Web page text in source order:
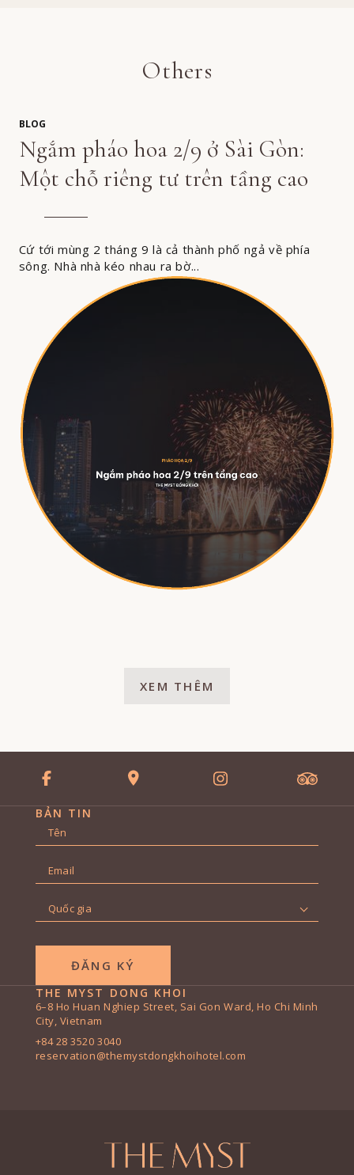
Others
BLOG
Ngắm pháo hoa 2/9 ở Sài Gòn:
Một chỗ riêng tư trên tầng cao
Cứ tới mùng 2 tháng 9 là cả thành phố ngả về phía
sông. Nhà nhà kéo nhau ra bờ...
XEM THÊM
THE MYST DONG KHOI
6–8 Ho Huan Nghiep Street, Sai Gon Ward, Ho Chi Minh
City, Vietnam
+84 28 3520 3040
reservation@themystdongkhoihotel.com
BẢN TIN
Tên*
Địa
chỉ
Quốc
gia*